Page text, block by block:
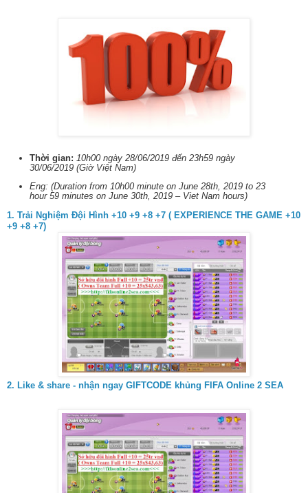
Thời gian: 10h00 ngày 28/06/2019 đến 23h59 ngày
30/06/2019 (Giờ Việt Nam)
Eng: (Duration from 10h00 minute on June 28th, 2019 to 23
hour 59 minutes on June 30th, 2019 – Viet Nam hours)
1. Trải Nghiệm Đội Hình +10 +9 +8 +7 ( EXPERIENCE THE GAME +10
+9 +8 +7)
2. Like & share - nhận ngay GIFTCODE khủng FIFA Online 2 SEA